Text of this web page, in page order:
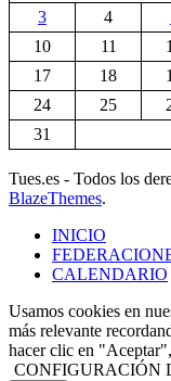
3
4
10
11
17
18
24
25
31
Tues.es - Todos los
BlazeThemes.
INICIO
CALENDARIO
Usamos cookies en
más relevante
hacer clic en
CONFIGURACIÓN